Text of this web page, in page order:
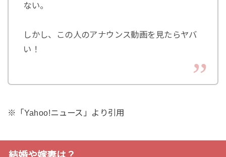
ない。
しかし、この人のアナウンス動画を見たらヤバ
い！
※「Yahoo!ニュース」より引用